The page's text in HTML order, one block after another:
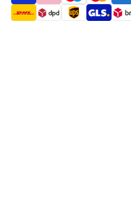
shipment methods